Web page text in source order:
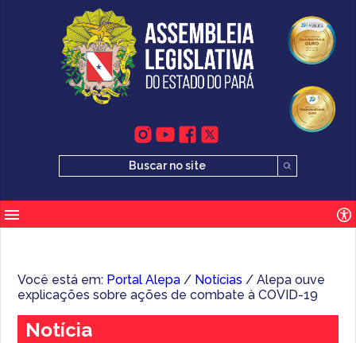
Você está em: Portal Alepa / Notícias / Alepa ouve
explicações sobre ações de combate à COVID-19
Notícia